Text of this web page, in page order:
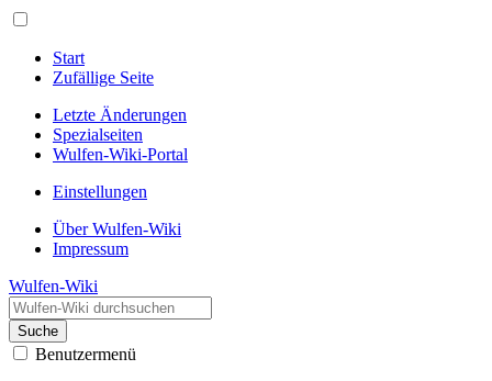
Start
Zufällige Seite
Letzte Änderungen
Spezialseiten
Wulfen-Wiki-Portal
Einstellungen
Über Wulfen-Wiki
Impressum
Wulfen-Wiki
Suche
Benutzermenü